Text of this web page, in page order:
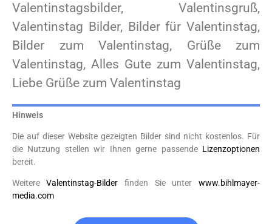
Valentinstagsbilder, Valentinsgruß,
Valentinstag Bilder, Bilder für Valentinstag,
Bilder zum Valentinstag, Grüße zum
Valentinstag, Alles Gute zum Valentinstag,
Liebe Grüße zum Valentinstag
Hinweis
Die auf dieser Website gezeigten Bilder sind nicht kostenlos. Für
die Nutzung stellen wir Ihnen gerne passende Lizenzoptionen
bereit.
Weitere Valentinstag-Bilder finden Sie unter www.bihlmayer-
media.com